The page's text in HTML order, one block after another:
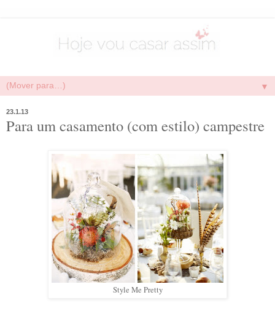
▼
23.1.13
Para um casamento (com estilo) campestre
Style Me Pretty